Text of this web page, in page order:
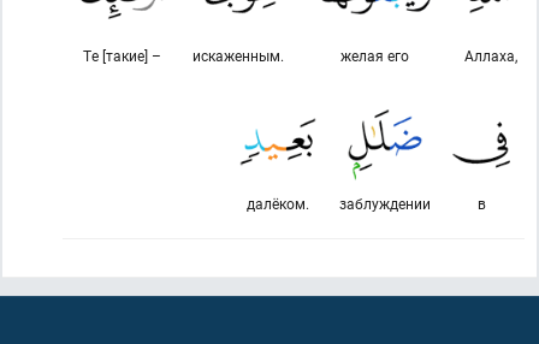
Аллаха,
желая его
искаженным.
Те [такие] –
в
заблуждении
далёком.